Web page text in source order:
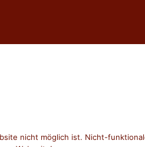
nicht möglich ist. Nicht-